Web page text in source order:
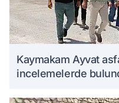
Kaymakam Ayvat
incelemelerde